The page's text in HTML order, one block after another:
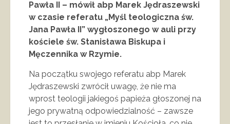
Pawła II – mówił abp Marek Jędraszewski
w czasie referatu „Myśl teologiczna św.
Jana Pawła II” wygłoszonego w auli przy
kościele św. Stanisława Biskupa i
Męczennika w Rzymie.
Na początku swojego referatu abp Marek
Jędraszewski zwrócił uwagę, że nie ma
wprost teologii jakiegoś papieża głoszonej na
jego prywatną odpowiedzialność – zawsze